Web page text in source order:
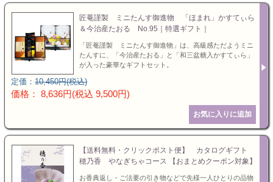
匠菴謹製 ミニたんす御進物 「ほまれ」かすてぃら
＆今治産たおる No.95｜特選ギフト｜
「匠菴謹製 ミニたんす御進物」は、高級感ただようミニ
たんすに、「今治産たおる」と「和三盆糖入かすてぃら」
が入った豪華なギフトセット。
定価： 10,450円(税込)
価格： 8,636円(税込 9,500円)
【送料無料・クリックポスト便】 カタログギフト
穂乃香 やなぎちゃコース 【おまとめクーポン対象】
お香典返し・ご法要の引き物などで先様一人ひとりの品物